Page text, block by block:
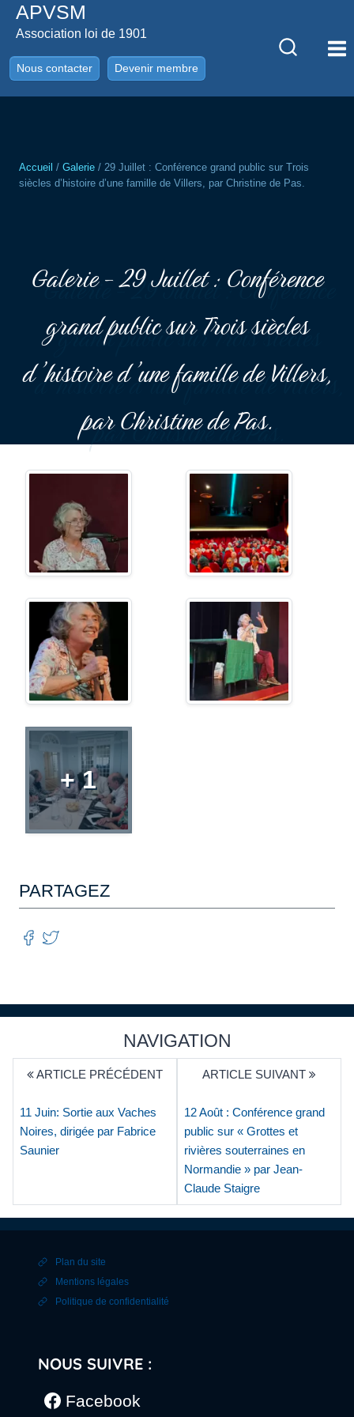
AllerAPVSM
Association loi de 1901
Nous contacter Devenir membre
Accueil / Galerie / 29 Juillet : Conférence grand public sur Trois
siècles d’histoire d’une famille de Villers, par Christine de Pas.
Galerie - 29 Juillet : Conférence
grand public sur Trois siècles
d’histoire d’une famille de Villers,
par Christine de Pas.
+ 1
PARTAGEZ
NAVIGATION
ARTICLE PRÉCÉDENT
11 Juin: Sortie aux Vaches
Noires, dirigée par Fabrice
Saunier
ARTICLE SUIVANT
12 Août : Conférence grand
public sur « Grottes et
rivières souterraines en
Normandie » par Jean-
Claude Staigre
Plan du site
Mentions légales
Politique de confidentialité
NOUS SUIVRE :
Facebook